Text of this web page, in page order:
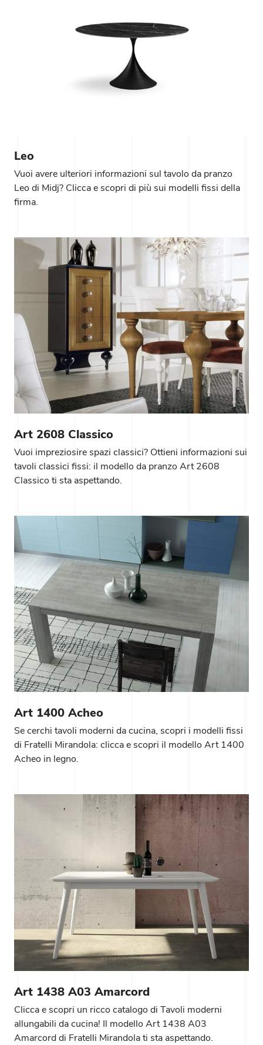
Leo
Vuoi avere ulteriori informazioni sul tavolo da pranzo
Leo di Midj? Clicca e scopri di più sui modelli fissi della
firma.
Art 2608 Classico
Vuoi impreziosire spazi classici? Ottieni informazioni sui
tavoli classici fissi: il modello da pranzo Art 2608
Classico ti sta aspettando.
Art 1400 Acheo
Se cerchi tavoli moderni da cucina, scopri i modelli fissi
di Fratelli Mirandola: clicca e scopri il modello Art 1400
Acheo in legno.
Art 1438 A03 Amarcord
Clicca e scopri un ricco catalogo di Tavoli moderni
allungabili da cucina! Il modello Art 1438 A03
Amarcord di Fratelli Mirandola ti sta aspettando.